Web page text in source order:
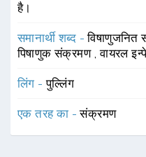
है।
समानार्थी शब्द -
पिषाणुक संक्रमण ,वायरल
लिंग -पुल्लिंग
एक तरह का -संक्रमण